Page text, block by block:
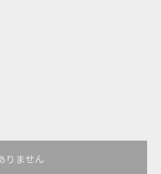
りません